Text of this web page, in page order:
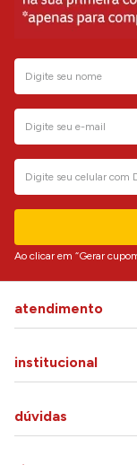
Ao clicar em “Gerar
atendimento
institucional
dúvidas